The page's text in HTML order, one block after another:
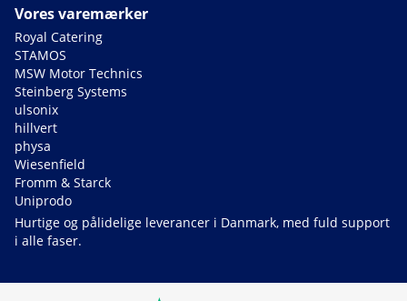
Vores varemærker
Royal Catering
STAMOS
MSW Motor Technics
Steinberg Systems
ulsonix
hillvert
physa
Wiesenfield
Fromm & Starck
Uniprodo
Hurtige og pålidelige leverancer i Danmark, med fuld support
i alle faser.